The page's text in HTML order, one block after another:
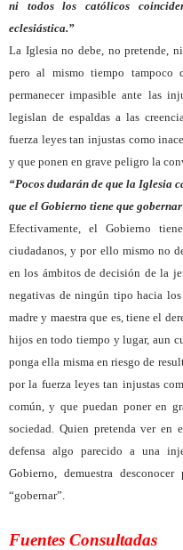
ni todos los católicos
eclesiástica.”
La Iglesia no debe, no pretende,
pero al mismo tiempo tampoco
permanecer impasible ante las
legislan de espaldas a las
fuerza leyes tan injustas como
y que ponen en grave peligro la
“Pocos dudarán de que la Iglesia
que el Gobierno tiene que
Efectivamente, el Gobierno
ciudadanos, y por ello mismo no
en los ámbitos de decisión de la
negativas de ningún tipo hacia
madre y maestra que es, tiene el
hijos en todo tiempo y lugar, aun
ponga ella misma en riesgo de
por la fuerza leyes tan injustas
común, y que puedan poner en
sociedad. Quien pretenda ver en
defensa algo parecido a una
Gobierno, demuestra
“gobernar”.
Fuentes Consultadas